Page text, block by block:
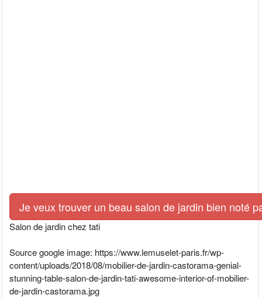
Je veux trouver un beau salon de jardin bien noté
Salon de jardin chez tati
Source google image: https://www.lemuselet-paris.fr/wp-
content/uploads/2018/08/mobilier-de-jardin-castorama-genial-
stunning-table-salon-de-jardin-tati-awesome-interior-of-mobilier-
de-jardin-castorama.jpg